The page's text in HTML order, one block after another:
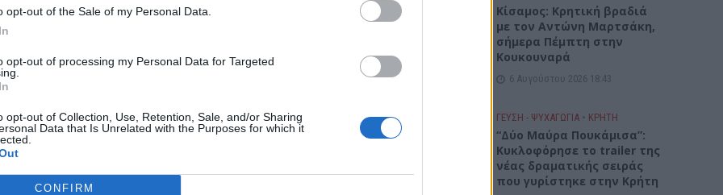
opt-out of the Sale of my Personal Data.
opt-out of processing my Personal Data for Targeted
opt-out of Collection, Use, Retention, Sale, and/or Sharing
Data that Is Unrelated with the Purposes for which it
CONFIRM
2023, το πλήρωμα του «Blue Horizon» πέταξε από τον καταπέλτη του
το λιμάνι του Πειραιά, έναν άνθρωπο, ηλικίας 36 ετών, τον Αντώνη
Kίσαμος: Κρητική βραδιά
με τον Αντώνη Μαρτσάκη,
σήμερα Πέμπτη στην
Κουκουναρά
6 Αυγούστου 2026 18:43
ΓΕΎΣΗ - ΨΥΧΑΓΩΓΊΑ • ΚΡΗΤΗ
“Δύο Μαύρα Πουκάμισα”:
Κυκλοφόρησε το trailer της
νέας δραματικής σειράς
που γυρίστηκε στην Κρήτη